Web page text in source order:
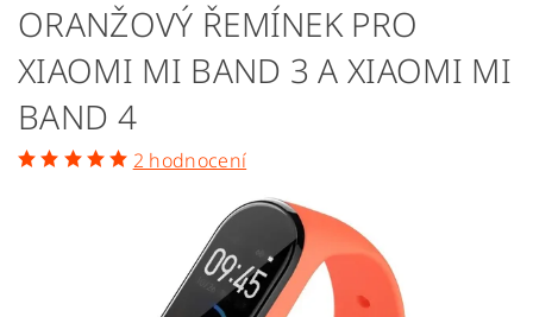
ORANŽOVÝ ŘEMÍNEK PRO
XIAOMI MI BAND 3 A XIAOMI MI
BAND 4
2 hodnocení